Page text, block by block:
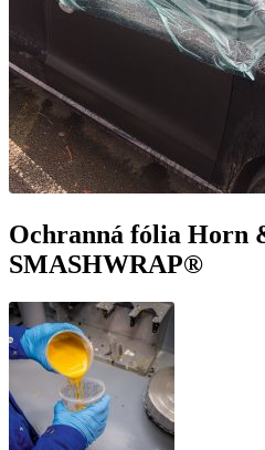
Ochranná fólia Horn
SMASHWRAP®